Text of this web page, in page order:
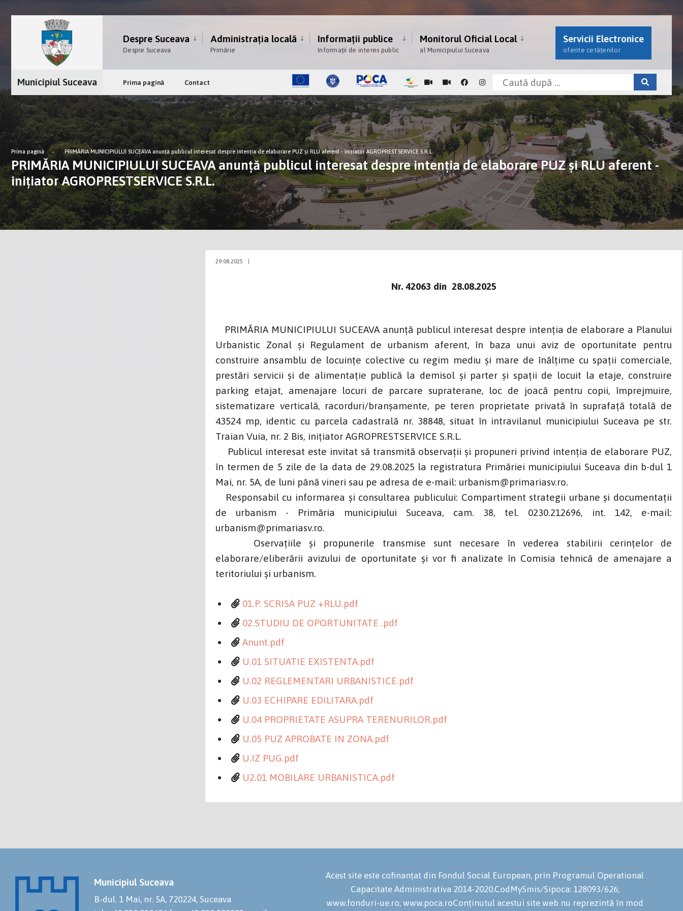
Despre Suceava
Despre Suceava
Administrația locală
Primărie
Informații publice
Informații de interes public
Monitorul Oficial Local
al Municipiului Suceava
Servicii Electronice
oferite cetățenilor
Municipiul Suceava Prima pagină Contact
Prima pagină PRIMĂRIA MUNICIPIULUI SUCEAVA anunţă publicul interesat despre intenţia de elaborare PUZ și RLU aferent - inițiator AGROPRESTSERVICE S.R.L.
PRIMĂRIA MUNICIPIULUI SUCEAVA anunţă publicul interesat despre intenţia de elaborare PUZ și RLU aferent -
inițiator AGROPRESTSERVICE S.R.L.
29.08.2025
Nr. 42063 din 28.08.2025
PRIMĂRIA MUNICIPIULUI SUCEAVA anunţă publicul interesat despre intenţia de elaborare a Planului
Urbanistic Zonal și Regulament de urbanism aferent, în baza unui aviz de oportunitate pentru
construire ansamblu de locuințe colective cu regim mediu și mare de înălțime cu spații comerciale,
prestări servicii și de alimentație publică la demisol și parter și spații de locuit la etaje, construire
parking etajat, amenajare locuri de parcare supraterane, loc de joacă pentru copii, împrejmuire,
sistematizare verticală, racorduri/branșamente, pe teren proprietate privată în suprafață totală de
43524 mp, identic cu parcela cadastrală nr. 38848, situat în intravilanul municipiului Suceava pe str.
Traian Vuia, nr. 2 Bis, inițiator AGROPRESTSERVICE S.R.L.
Publicul interesat este invitat să transmită observații și propuneri privind intenția de elaborare PUZ,
în termen de 5 zile de la data de 29.08.2025 la registratura Primăriei municipiului Suceava din b-dul 1
Mai, nr. 5A, de luni până vineri sau pe adresa de e-mail: urbanism@primariasv.ro.
Responsabil cu informarea și consultarea publicului: Compartiment strategii urbane și documentații
de urbanism - Primăria municipiului Suceava, cam. 38, tel. 0230.212696, int. 142, e-mail:
urbanism@primariasv.ro.
Oservațiile și propunerile transmise sunt necesare în vederea stabilirii cerințelor de
elaborare/eliberării avizului de oportunitate și vor fi analizate în Comisia tehnică de amenajare a
teritoriului și urbanism.
01.P. SCRISA PUZ +RLU.pdf
02.STUDIU DE OPORTUNITATE .pdf
Anunt.pdf
U.01 SITUATIE EXISTENTA.pdf
U.02 REGLEMENTARI URBANISTICE.pdf
U.03 ECHIPARE EDILITARA.pdf
U.04 PROPRIETATE ASUPRA TERENURILOR.pdf
U.05 PUZ APROBATE IN ZONA.pdf
U.IZ PUG.pdf
U2.01 MOBILARE URBANISTICA.pdf
Municipiul Suceava
B-dul. 1 Mai, nr. 5A, 720224, Suceava
Acest site este cofinanțat din Fondul Social European, prin Programul Operational
Capacitate Administrativa 2014-2020.CodMySmis/Sipoca: 128093/626;
www.fonduri-ue.ro, www.poca.roConținutul acestui site web nu reprezintă în mod